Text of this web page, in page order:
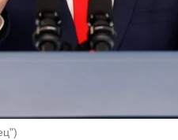
)